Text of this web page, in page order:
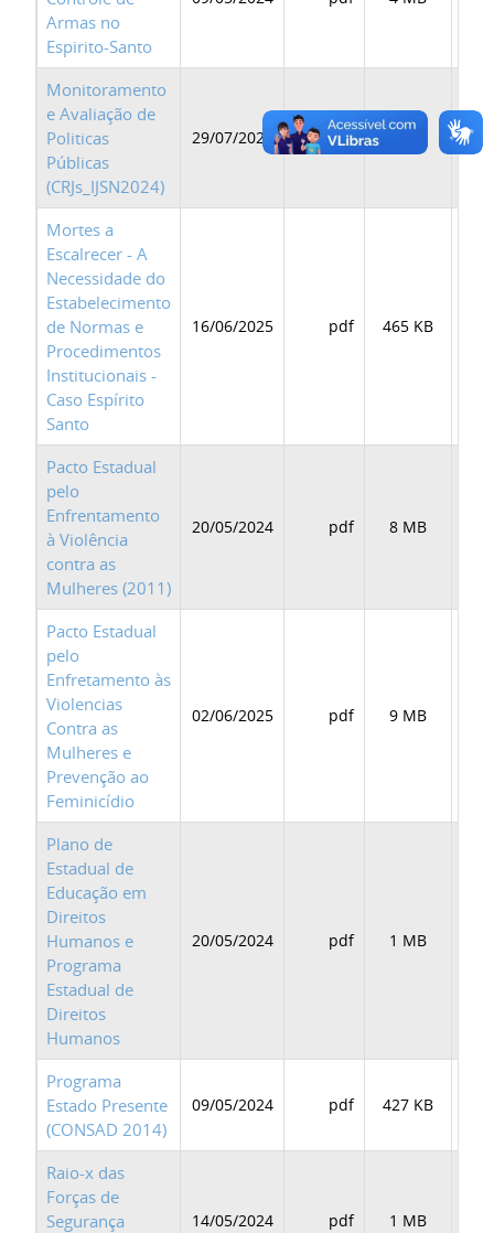
Armas no
Espirito-Santo
Monitoramento
e Avaliação de
Politicas
Públicas
(CRJs_IJSN2024)
29/07/2024 pdf 5 MB
Mortes a
Escalrecer - A
Necessidade do
Estabelecimento
de Normas e
Procedimentos
Institucionais -
Caso Espírito
Santo
16/06/2025 pdf 465 KB
Pacto Estadual
pelo
Enfrentamento
à Violência
contra as
Mulheres (2011)
20/05/2024 pdf 8 MB
Pacto Estadual
pelo
Enfretamento às
Violencias
Contra as
Mulheres e
Prevenção ao
Feminicídio
02/06/2025 pdf 9 MB
Plano de
Estadual de
Educação em
Direitos
Humanos e
Programa
Estadual de
Direitos
Humanos
20/05/2024 pdf 1 MB
Programa
Estado Presente
(CONSAD 2014)
09/05/2024 pdf 427 KB
Raio-x das
Forças de
Segurança
14/05/2024 pdf 1 MB